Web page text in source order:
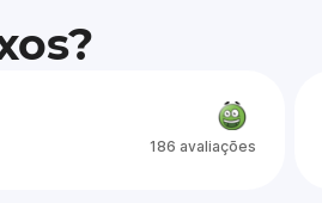
186 avaliações